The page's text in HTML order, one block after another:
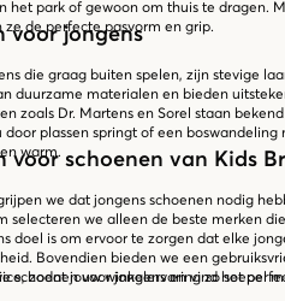
het park of gewoon om thuis te dragen.
de perfecte pasvorm en grip.
voor jongens
die graag buiten spelen, zijn stevige
duurzame materialen en bieden
zoals Dr. Martens en Sorel staan
plassen springt of een
warm.
voor schoenen van Kids
we dat jongens schoenen nodig
selecteren we alleen de beste merken
doel is om ervoor te zorgen dat elke
Bovendien bieden we een
zodat jouw winkelervaring zo soepel
schoenen voor jongens en vind het